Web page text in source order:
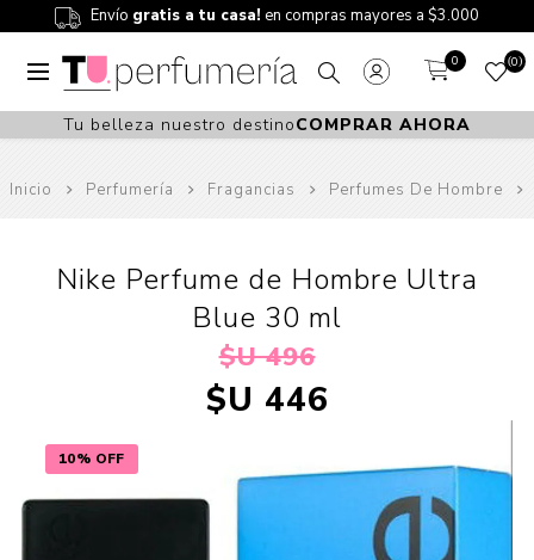
Envío gratis a tu casa! en compras mayores a $3.000
0 0
Tu belleza nuestro destinoCOMPRAR AHORA
Inicio Perfumería Fragancias Perfumes De Hombre
10% OFF
Nike Perfume de Hombre Ultra
Blue 30 ml
$U 496
$U 446